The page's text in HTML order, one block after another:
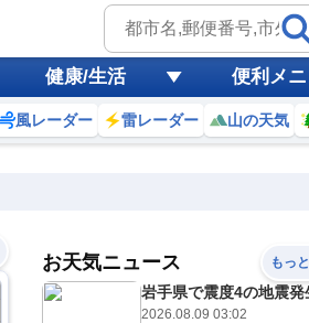
健康/生活 便利メ
風レーダー 雷レーダー 山の天気
19 20 21
お天気ニュース もっ
岩手県で震度4の地震発
2026.08.09 03:02